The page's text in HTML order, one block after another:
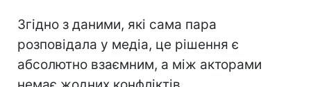
Згідно з даними, які сама пара
розповідала у медіа, це рішення є
абсолютно взаємним, а між акторами